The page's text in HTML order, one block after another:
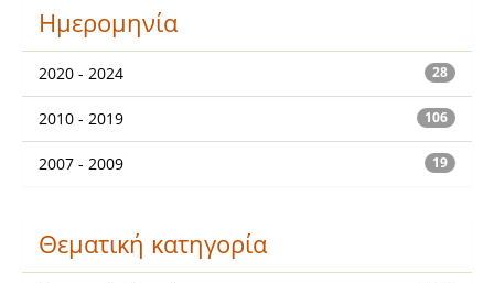
Ημερομηνία
28
2020 - 2024
106
2010 - 2019
19
2007 - 2009
Θεματική κατηγορία